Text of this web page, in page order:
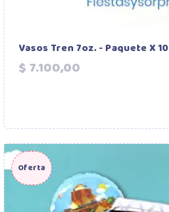
Vasos Tren 7oz. - Paquete X 10
$ 7.100,00
Oferta